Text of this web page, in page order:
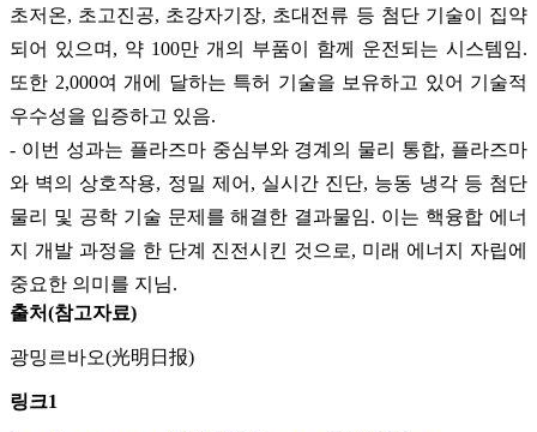
초저온, 초고진공, 초강자기장, 초대전류 등 첨단 기술이 집약
되어 있으며, 약 100만 개의 부품이 함께 운전되는 시스템임.
또한 2,000여 개에 달하는 특허 기술을 보유하고 있어 기술적
우수성을 입증하고 있음.
- 이번 성과는 플라즈마 중심부와 경계의 물리 통합, 플라즈마
와 벽의 상호작용, 정밀 제어, 실시간 진단, 능동 냉각 등 첨단
물리 및 공학 기술 문제를 해결한 결과물임. 이는 핵융합 에너
지 개발 과정을 한 단계 진전시킨 것으로, 미래 에너지 자립에
중요한 의미를 지님.
출처(참고자료)
광밍르바오(光明日报)
링크1